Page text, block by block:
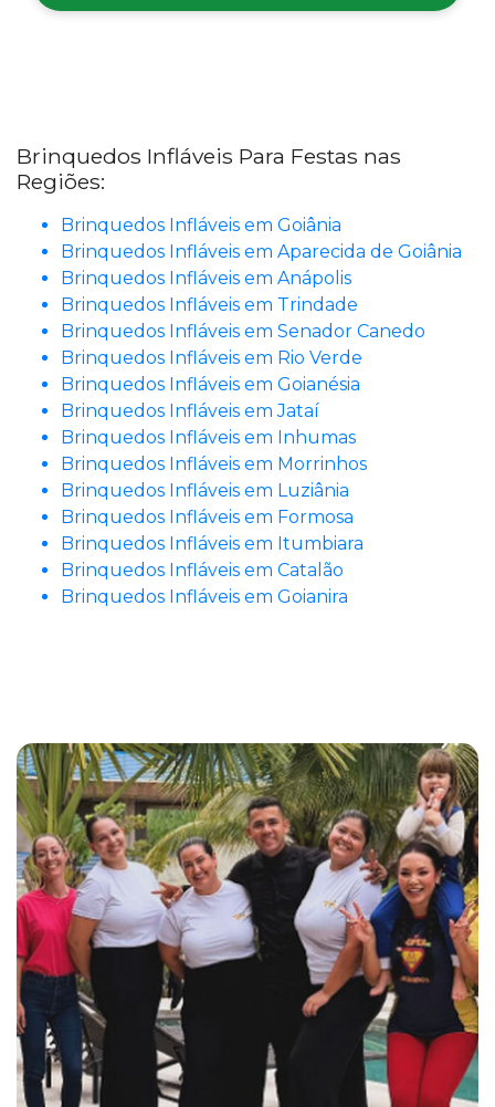
Brinquedos Infláveis Para Festas nas
Regiões:
Brinquedos Infláveis em Goiânia
Brinquedos Infláveis em Aparecida de Goiânia
Brinquedos Infláveis em Anápolis
Brinquedos Infláveis em Trindade
Brinquedos Infláveis em Senador Canedo
Brinquedos Infláveis em Rio Verde
Brinquedos Infláveis em Goianésia
Brinquedos Infláveis em Jataí
Brinquedos Infláveis em Inhumas
Brinquedos Infláveis em Morrinhos
Brinquedos Infláveis em Luziânia
Brinquedos Infláveis em Formosa
Brinquedos Infláveis em Itumbiara
Brinquedos Infláveis em Catalão
Brinquedos Infláveis em Goianira